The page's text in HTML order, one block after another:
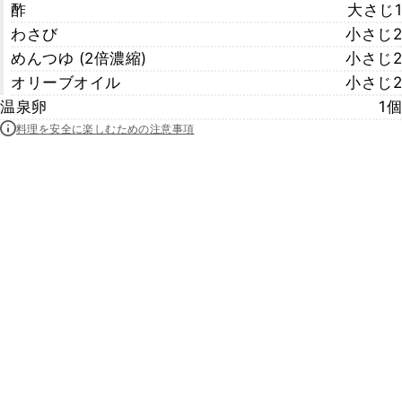
酢
大さじ1
わさび
小さじ2
めんつゆ (2倍濃縮)
小さじ2
オリーブオイル
小さじ2
温泉卵
1個
料理を安全に楽しむための注意事項